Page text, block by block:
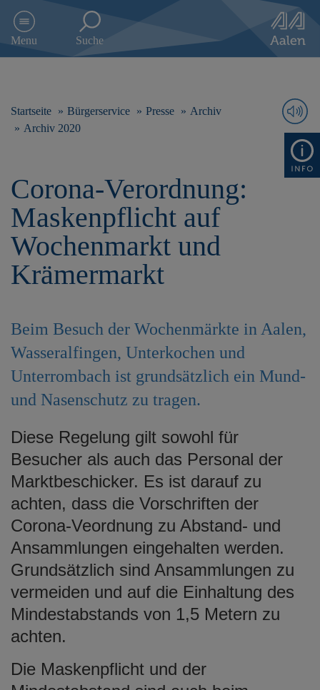
e
Menu Suche
Startseite Bürgerservice Presse
Archiv
Archiv 2020
Corona-Verordnung:
Maskenpflicht auf
Wochenmarkt und
Krämermarkt
Beim Besuch der Wochenmärkte in Aalen,
Wasseralfingen, Unterkochen und
Unterrombach ist grundsätzlich ein Mund-
und Nasenschutz zu tragen.
Diese Regelung gilt sowohl für
Besucher als auch das Personal der
Marktbeschicker. Es ist darauf zu
achten, dass die Vorschriften der
Corona-Veordnung zu Abstand- und
Ansammlungen eingehalten werden.
Grundsätzlich sind Ansammlungen zu
vermeiden und auf die Einhaltung des
Mindestabstands von 1,5 Metern zu
achten.
Die Maskenpflicht und der